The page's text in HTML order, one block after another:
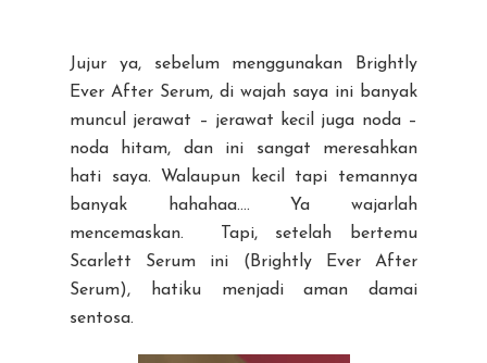
Jujur ya, sebelum menggunakan Brightly
Ever After Serum, di wajah saya ini banyak
muncul jerawat – jerawat kecil juga noda –
noda hitam, dan ini sangat meresahkan
hati saya. Walaupun kecil tapi temannya
banyak hahahaa…. Ya wajarlah
mencemaskan. Tapi, setelah bertemu
Scarlett Serum ini (Brightly Ever After
Serum), hatiku menjadi aman damai
sentosa.